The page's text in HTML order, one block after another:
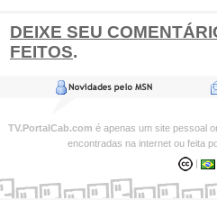
DEIXE SEU
FEITOS.
TV.PortalCab.com é apenas um site pessoal
encontradas na internet ou feita
|